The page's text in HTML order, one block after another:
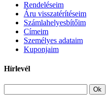
Rendeléseim
Áru visszatérítéseim
Számlahelyesbítőim
Címeim
Személyes adataim
Kuponjaim
Hírlevél
Ok